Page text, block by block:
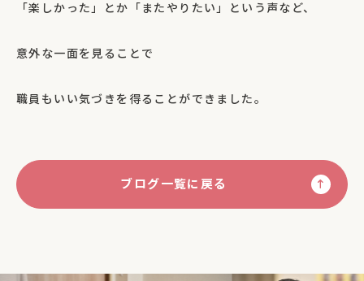
「楽しかった」とか「またやりたい」という声など、
意外な一面を見ることで
職員もいい気づきを得ることができました。
ブログ一覧に戻る